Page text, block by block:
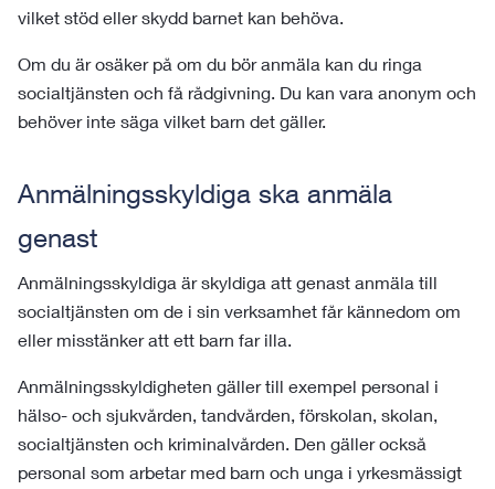
vilket stöd eller skydd barnet kan behöva.
Om du är osäker på om du bör anmäla kan du ringa
socialtjänsten och få rådgivning. Du kan vara anonym och
behöver inte säga vilket barn det gäller.
Anmälningsskyldiga ska anmäla
genast
Anmälningsskyldiga är skyldiga att genast anmäla till
socialtjänsten om de i sin verksamhet får kännedom om
eller misstänker att ett barn far illa.
Anmälningsskyldigheten gäller till exempel personal i
hälso- och sjukvården, tandvården, förskolan, skolan,
socialtjänsten och kriminalvården. Den gäller också
personal som arbetar med barn och unga i yrkesmässigt